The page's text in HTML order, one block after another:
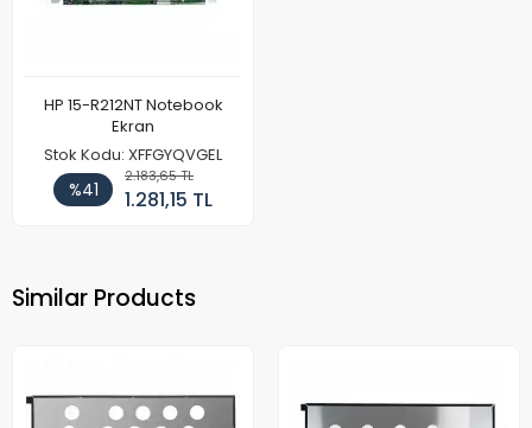
HP 15-R212NT Notebook
Ekran
Stok Kodu: XFFGYQVGEL
%41
2.183,65 TL
1.281,15 TL
Similar Products